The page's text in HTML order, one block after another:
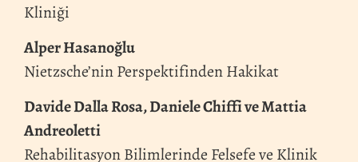
Kliniği
Alper Hasanoğlu
Nietzsche’nin Perspektifinden Hakikat
Davide Dalla Rosa, Daniele Chiffi ve Mattia
Andreoletti
Rehabilitasyon Bilimlerinde Felsefe ve Klinik